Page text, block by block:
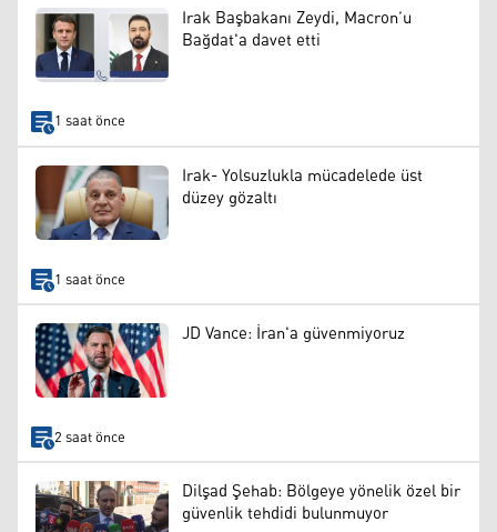
Irak Başbakanı Zeydi, Macron’u
Bağdat'a davet etti
1 saat önce
Irak- Yolsuzlukla mücadelede üst
düzey gözaltı
1 saat önce
JD Vance: İran'a güvenmiyoruz
2 saat önce
Dilşad Şehab: Bölgeye yönelik özel bir
güvenlik tehdidi bulunmuyor